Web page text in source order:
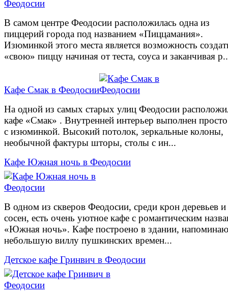
В самом центре Феодосии расположилась одна из
пиццерий города под названием «Пиццамания».
Изюминкой этого места является возможность
«свою» пиццу начиная от теста, соуса и заканчивая
Кафе Смак в Феодосии
На одной из самых старых улиц Феодосии
кафе «Смак» . Внутренней интерьер выполнен
с изюминкой. Высокий потолок, зеркальные колоны,
необычной фактуры шторы, столы с ин...
Кафе Южная ночь в Феодосии
В одном из скверов Феодосии, среди крон деревьев и
сосен, есть очень уютное кафе с романтическим
«Южная ночь». Кафе построено в здании,
небольшую виллу пушкинских времен...
Детское кафе Гринвич в Феодосии